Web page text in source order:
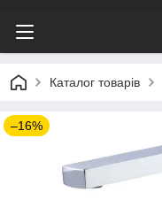
Каталог товарів
–16%